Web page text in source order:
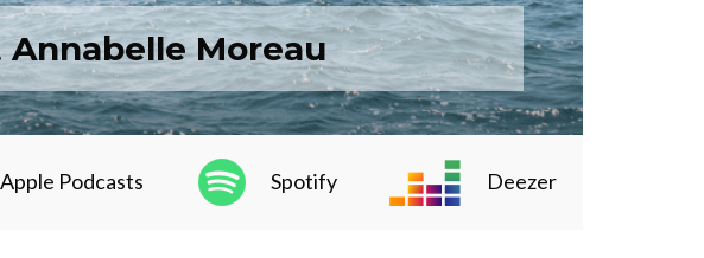
Annabelle Moreau
Apple Podcasts Spotify Deezer